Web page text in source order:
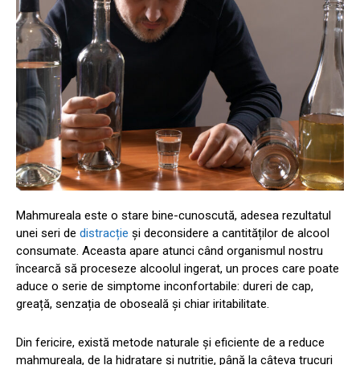
Mahmureala este o stare bine-cunoscută, adesea rezultatul
unei seri de distracție și deconsidere a cantităților de alcool
consumate. Aceasta apare atunci când organismul nostru
încearcă să proceseze alcoolul ingerat, un proces care poate
aduce o serie de simptome inconfortabile: dureri de cap,
greață, senzația de oboseală și chiar iritabilitate.
Din fericire, există metode naturale și eficiente de a reduce
mahmureala, de la hidratare și nutriție, până la câteva trucuri